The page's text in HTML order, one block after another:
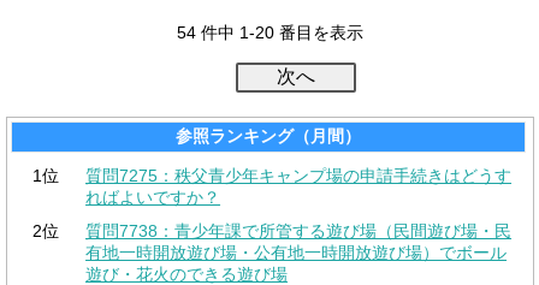
54 件中 1-20 番目を表示
参照ランキング（月間）
1位
質問7275：秩父青少年キャンプ場の申請手続きはどうす
ればよいですか？
2位
質問7738：青少年課で所管する遊び場（民間遊び場・民
有地一時開放遊び場・公有地一時開放遊び場）でボール
遊び・花火のできる遊び場